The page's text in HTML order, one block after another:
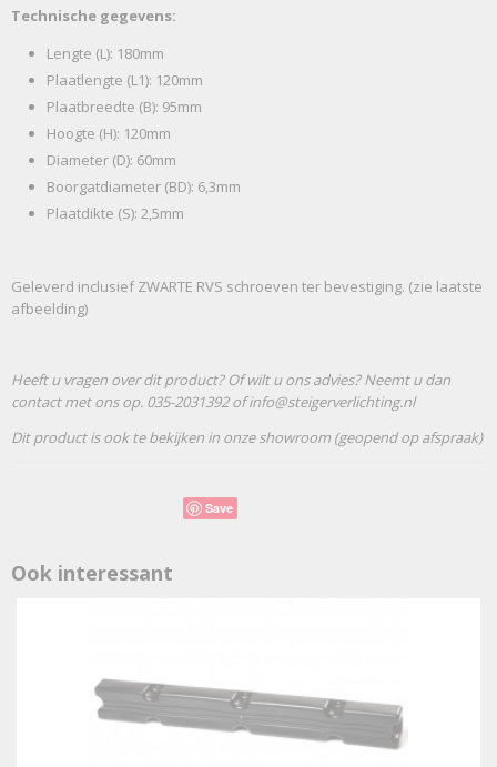
Technische gegevens:
Lengte (L): 180mm
Plaatlengte (L1): 120mm
Plaatbreedte (B): 95mm
Hoogte (H): 120mm
Diameter (D): 60mm
Boorgatdiameter (BD): 6,3mm
Plaatdikte (S): 2,5mm
Geleverd inclusief ZWARTE RVS schroeven ter bevestiging. (zie laatste
afbeelding)
Heeft u vragen over dit product? Of wilt u ons advies? Neemt u dan
contact met ons op. 035-2031392 of info@steigerverlichting.nl
Dit product is ook te bekijken in onze showroom (geopend op afspraak)
Save
Ook interessant